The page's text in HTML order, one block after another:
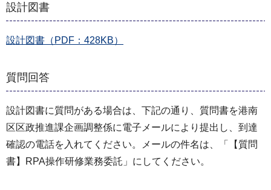
設計図書
設計図書（PDF：428KB）
質問回答
設計図書に質問がある場合は、下記の通り、質問書を港南
区区政推進課企画調整係に電子メールにより提出し、到達
確認の電話を⼊れてください。メールの件名は、「【質問
書】RPA操作研修業務委託」にしてください。